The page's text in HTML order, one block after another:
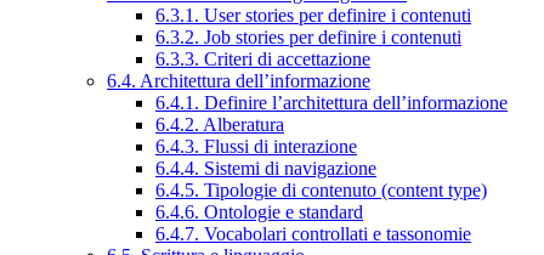
6.3.1. User stories per definire i contenuti
6.3.2. Job stories per definire i contenuti
6.3.3. Criteri di accettazione
6.4. Architettura dell’informazione
6.4.1. Definire l’architettura dell’informazione
6.4.2. Alberatura
6.4.3. Flussi di interazione
6.4.4. Sistemi di navigazione
6.4.5. Tipologie di contenuto (content type)
6.4.6. Ontologie e standard
6.4.7. Vocabolari controllati e tassonomie